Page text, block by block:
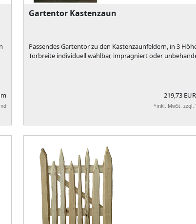
Gartentor Kastenzaun
Passendes Gartentor zu den Kastenzaunfeldern, in 3
Torbreite individuell wählbar, imprägniert oder
219,73
*inkl. MwSt. zzgl.